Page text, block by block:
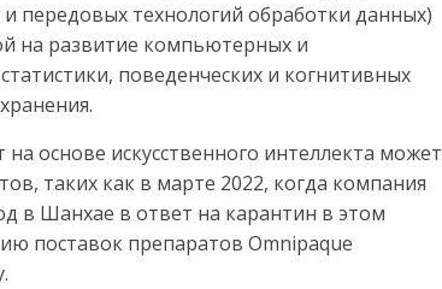
и передовых технологий обработки данных)
на развитие компьютерных и
поведенческих и когнитивных
основе искусственного интеллекта может
таких как в марте 2022, когда компания
в Шанхае в ответ на карантин в этом
поставок препаратов Omnipaque